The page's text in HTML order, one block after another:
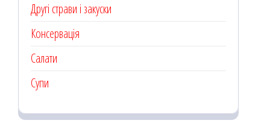
Другі страви і закуски
Консервація
Салати
Супи